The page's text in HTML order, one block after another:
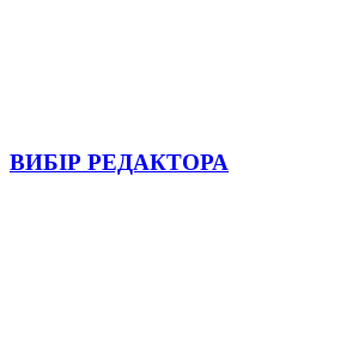
ВИБІР РЕДАКТОРА